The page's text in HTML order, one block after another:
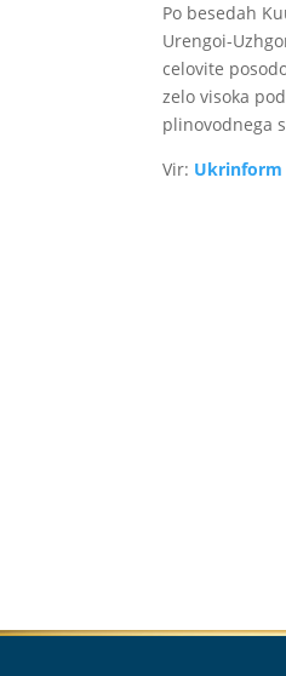
Po besedah
Urengoi-
celovite
zelo visoka
plinovodnega
Vir: Ukrinform